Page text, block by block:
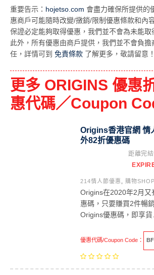
重要告示： hojetso.com 會盡力確保所提供的
惠商戶可能隨時改變/撴銷/限制優惠條款和內
保證必定能夠取得優惠，我們並不會為未能取
此外，所有優惠由商戶提供，我們並不會負
任，詳情可到 免責條款 了解更多，敬請留意！
更多 ORIGINS 優惠
惠代碼／Coupon
Origins香港官網 情
外82折優惠碼
距離完
214情人節優惠 購物
Origins在2020年2月又
惠碼，只要賺買2件暢
Origins優惠碼，即享貨
優惠代碼/Coupon Code：